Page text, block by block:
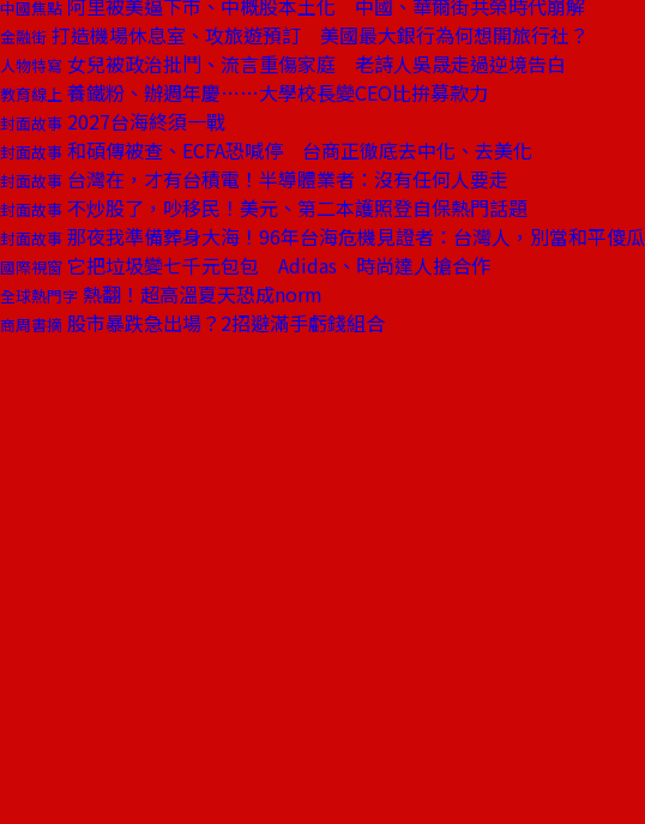
中國焦點 阿里被美逼下市、中概股本土化 中國、華爾街共榮時代崩解
金融街 打造機場休息室、攻旅遊預訂 美國最大銀行為何想開旅行社？
人物特寫 女兒被政治批鬥、流言重傷家庭 老詩人吳晟走過逆境告白
教育線上 養鐵粉、辦週年慶……大學校長變CEO比拚募款力
封面故事 2027台海終須一戰
封面故事 和碩傳被查、ECFA恐喊停 台商正徹底去中化、去美化
封面故事 台灣在，才有台積電！半導體業者：沒有任何人要走
封面故事 不炒股了，吵移民！美元、第二本護照登自保熱門話題
封面故事 那夜我準備葬身大海！96年台海危機見證者：台灣人，別當和平傻瓜
國際視窗 它把垃圾變七千元包包 Adidas、時尚達人搶合作
全球熱門字 熱翻！超高溫夏天恐成norm
商周書摘 股市暴跌急出場？2招避滿手虧錢組合